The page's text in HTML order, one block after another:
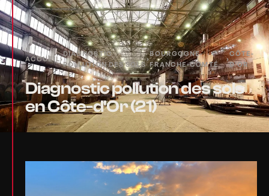
ACCUEIL›
DIAGNOSTIC
POLLUTION DES SOLS
›
BOURGOGNE-
FRANCHE-COMTÉ
›
CÔTE-
D'OR
Diagnostic pollution des sols
en Côte-d'Or (21)